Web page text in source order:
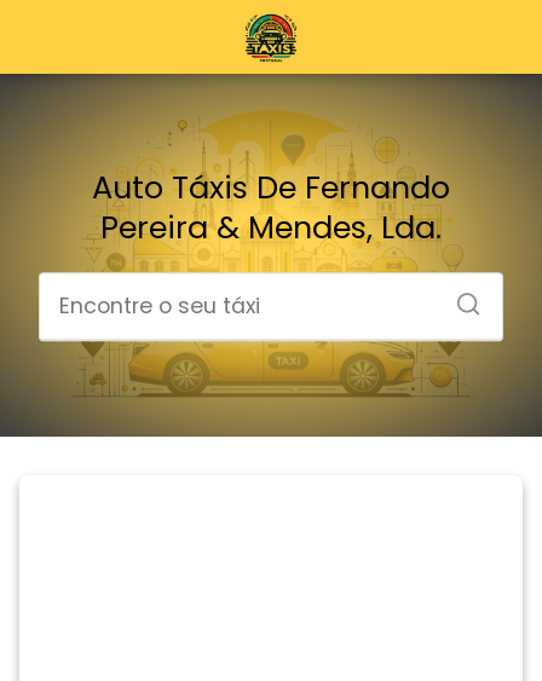
Auto Táxis De Fernando
Pereira & Mendes, Lda.